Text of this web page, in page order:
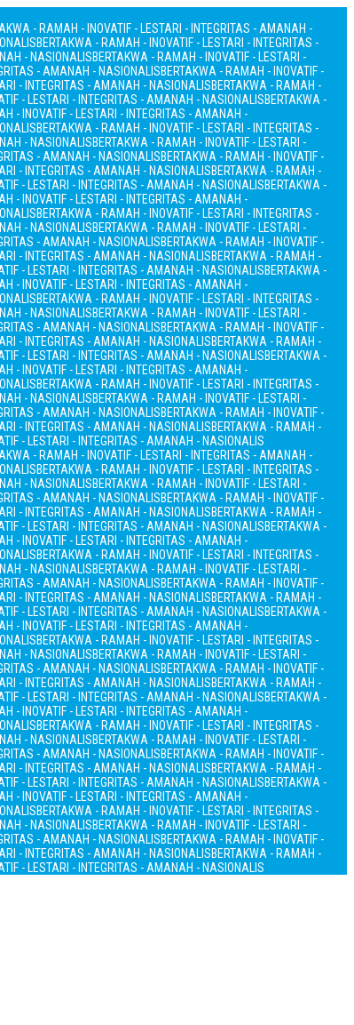
- RAMAH - INOVATIF - LESTARI - INTEGRITAS - AMANAH -
BERTAKWA - RAMAH - INOVATIF - LESTARI - INTEGRITAS -
- NASIONALISBERTAKWA - RAMAH - INOVATIF - LESTARI -
- AMANAH - NASIONALISBERTAKWA - RAMAH - INOVATIF -
- INTEGRITAS - AMANAH - NASIONALISBERTAKWA - RAMAH -
- LESTARI - INTEGRITAS - AMANAH - NASIONALISBERTAKWA -
- INOVATIF - LESTARI - INTEGRITAS - AMANAH -
BERTAKWA - RAMAH - INOVATIF - LESTARI - INTEGRITAS -
- NASIONALISBERTAKWA - RAMAH - INOVATIF - LESTARI -
- AMANAH - NASIONALISBERTAKWA - RAMAH - INOVATIF -
- INTEGRITAS - AMANAH - NASIONALISBERTAKWA - RAMAH -
- LESTARI - INTEGRITAS - AMANAH - NASIONALISBERTAKWA -
- INOVATIF - LESTARI - INTEGRITAS - AMANAH -
BERTAKWA - RAMAH - INOVATIF - LESTARI - INTEGRITAS -
- NASIONALISBERTAKWA - RAMAH - INOVATIF - LESTARI -
- AMANAH - NASIONALISBERTAKWA - RAMAH - INOVATIF -
- INTEGRITAS - AMANAH - NASIONALISBERTAKWA - RAMAH -
- LESTARI - INTEGRITAS - AMANAH - NASIONALISBERTAKWA -
- INOVATIF - LESTARI - INTEGRITAS - AMANAH -
BERTAKWA - RAMAH - INOVATIF - LESTARI - INTEGRITAS -
- NASIONALISBERTAKWA - RAMAH - INOVATIF - LESTARI -
- AMANAH - NASIONALISBERTAKWA - RAMAH - INOVATIF -
- INTEGRITAS - AMANAH - NASIONALISBERTAKWA - RAMAH -
- LESTARI - INTEGRITAS - AMANAH - NASIONALISBERTAKWA -
- INOVATIF - LESTARI - INTEGRITAS - AMANAH -
BERTAKWA - RAMAH - INOVATIF - LESTARI - INTEGRITAS -
- NASIONALISBERTAKWA - RAMAH - INOVATIF - LESTARI -
- AMANAH - NASIONALISBERTAKWA - RAMAH - INOVATIF -
- INTEGRITAS - AMANAH - NASIONALISBERTAKWA - RAMAH -
- LESTARI - INTEGRITAS - AMANAH - NASIONALIS
- RAMAH - INOVATIF - LESTARI - INTEGRITAS - AMANAH -
BERTAKWA - RAMAH - INOVATIF - LESTARI - INTEGRITAS -
- NASIONALISBERTAKWA - RAMAH - INOVATIF - LESTARI -
- AMANAH - NASIONALISBERTAKWA - RAMAH - INOVATIF -
- INTEGRITAS - AMANAH - NASIONALISBERTAKWA - RAMAH -
- LESTARI - INTEGRITAS - AMANAH - NASIONALISBERTAKWA -
- INOVATIF - LESTARI - INTEGRITAS - AMANAH -
BERTAKWA - RAMAH - INOVATIF - LESTARI - INTEGRITAS -
- NASIONALISBERTAKWA - RAMAH - INOVATIF - LESTARI -
- AMANAH - NASIONALISBERTAKWA - RAMAH - INOVATIF -
- INTEGRITAS - AMANAH - NASIONALISBERTAKWA - RAMAH -
- LESTARI - INTEGRITAS - AMANAH - NASIONALISBERTAKWA -
- INOVATIF - LESTARI - INTEGRITAS - AMANAH -
BERTAKWA - RAMAH - INOVATIF - LESTARI - INTEGRITAS -
- NASIONALISBERTAKWA - RAMAH - INOVATIF - LESTARI -
- AMANAH - NASIONALISBERTAKWA - RAMAH - INOVATIF -
- INTEGRITAS - AMANAH - NASIONALISBERTAKWA - RAMAH -
- LESTARI - INTEGRITAS - AMANAH - NASIONALISBERTAKWA -
- INOVATIF - LESTARI - INTEGRITAS - AMANAH -
BERTAKWA - RAMAH - INOVATIF - LESTARI - INTEGRITAS -
- NASIONALISBERTAKWA - RAMAH - INOVATIF - LESTARI -
- AMANAH - NASIONALISBERTAKWA - RAMAH - INOVATIF -
- INTEGRITAS - AMANAH - NASIONALISBERTAKWA - RAMAH -
- LESTARI - INTEGRITAS - AMANAH - NASIONALISBERTAKWA -
- INOVATIF - LESTARI - INTEGRITAS - AMANAH -
BERTAKWA - RAMAH - INOVATIF - LESTARI - INTEGRITAS -
- NASIONALISBERTAKWA - RAMAH - INOVATIF - LESTARI -
- AMANAH - NASIONALISBERTAKWA - RAMAH - INOVATIF -
- INTEGRITAS - AMANAH - NASIONALISBERTAKWA - RAMAH -
- LESTARI - INTEGRITAS - AMANAH - NASIONALIS